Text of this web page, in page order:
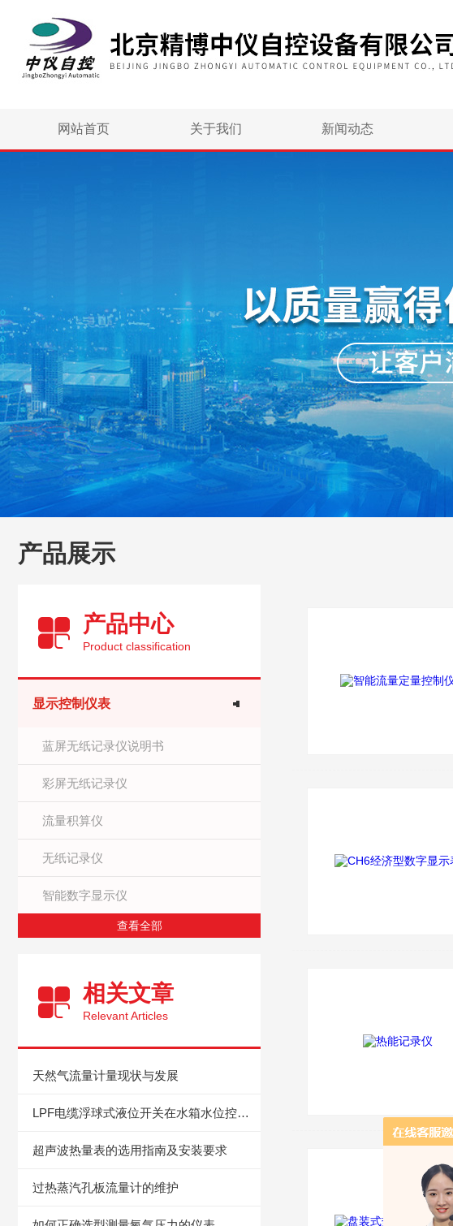
网站首页 关于我们 新闻动态
产品展示
产品中心
Product classification
显示控制仪表
蓝屏无纸记录仪说明书
彩屏无纸记录仪
流量积算仪
无纸记录仪
智能数字显示仪
查看全部
相关文章
Relevant Articles
天然气流量计量现状与发展
LPF电缆浮球式液位开关在水箱水位控制行业的革新应用
超声波热量表的选用指南及安装要求
过热蒸汽孔板流量计的维护